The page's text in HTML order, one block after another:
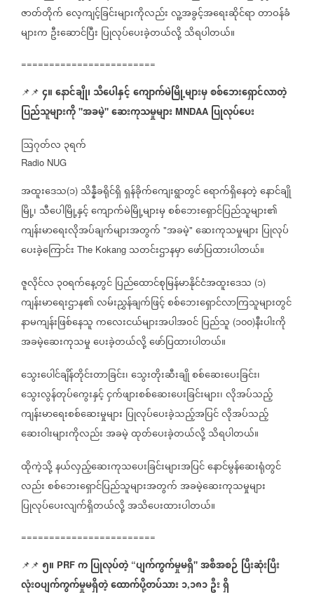
ဇာတ်တိုက်လေ့ကျင့်ခြင်းများကိုလည်းလူ့အခွင့်အရေးဆိုင်ရာတာဝန်ခံ
များက ဦးဆောင်ပြီး ပြုလုပ်ပေးခဲ့တယ်လို့သိရပါတယ်။
========================
📌📌 ၄။နောင်ချို၊သီပေါနှင့်ကျောက်မဲမြို့များမှစစ်ဘေးရှောင်လာတဲ့
ပြည်သူများကို "အခမဲ့" ဆေးကုသမှုများ MNDAA ပြုလုပ်ပေး
ဩဂုတ်လ ၃ရက်
Radio NUG
အထူးဒေသ(၁) သိန္နီခရိုင်ရှိရှန်ခိုက်ကျေးရွာတွင်ရောက်ရှိနေတဲ့နောင်ချို
မြို့၊ သီပေါမြို့နှင့်ကျောက်မဲမြို့များမှစစ်ဘေးရှောင်ပြည်သူများ၏
ကျန်းမာရေးလိုအပ်ချက်များအတွက် "အခမဲ့" ဆေးကုသမှုများ ပြုလုပ်
ပေးခဲ့ကြောင်း The Kokang သတင်းဌာနမှာဖော်ပြထားပါတယ်။
ဇူလိုင်လ ၃၀ရက်နေ့တွင်ပြည်ထောင်စုမြန်မာနိုင်ငံအထူးဒေသ (၁)
ကျန်းမာရေးဌာန၏လမ်းညွှန်ချက်ဖြင့်စစ်ဘေးရှောင်လာကြသူများတွင်
နာမကျန်းဖြစ်နေသူကလေးငယ်များအပါအဝင်ပြည်သူ (၁၀၀)နီးပါးကို
အခမဲ့ဆေးကုသမှုပေးခဲ့တယ်လို့ဖော်ပြထားပါတယ်။
သွေးပေါင်ချိန်တိုင်းတာခြင်း၊သွေးတိုးဆီးချိုစစ်ဆေးပေးခြင်း၊
သွေးလွန်တုပ်ကွေးနှင့်ငှက်ဖျားစစ်ဆေးပေးခြင်းများ၊လိုအပ်သည့်
ကျန်းမာရေးစစ်ဆေးမှုများ ပြုလုပ်ပေးခဲ့သည့်အပြင်လိုအပ်သည့်
ဆေးဝါးများကိုလည်းအခမဲ့ထုတ်ပေးခဲ့တယ်လို့သိရပါတယ်။
ထိုကဲ့သို့နယ်လှည့်ဆေးကုသပေးခြင်းများအပြင်နောင်မွန်ဆေးရုံတွင်
လည်းစစ်ဘေးရှောင်ပြည်သူများအတွက်အခမဲ့ဆေးကုသမှုများ
ပြုလုပ်ပေးလျက်ရှိတယ်လို့အသိပေးထားပါတယ်။
========================
📌📌 ၅။ PRF ကပြုလုပ်တဲ့ “ပျက်ကွက်မှုမရှိ" အစီအစဉ်ပြီးဆုံးပြီး
လုံးဝပျက်ကွက်မှုမရှိတဲ့ထောက်ပို့တပ်သား၁,၁၈၁ဦးရှိ